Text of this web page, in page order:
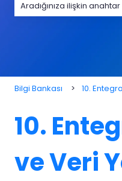
Bilgi Bankası 10.
10.
ve Veri